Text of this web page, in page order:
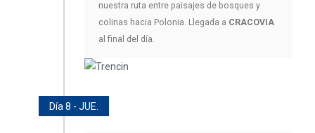
nuestra ruta entre paisajes de bosques y
colinas hacia Polonia. Llegada a CRACOVIA
al final del día.
Día 8 - JUE.